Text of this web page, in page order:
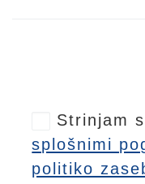
Strinjam
splošnimi
politiko